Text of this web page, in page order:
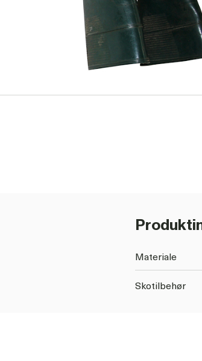
Materiale
Skotilbehør